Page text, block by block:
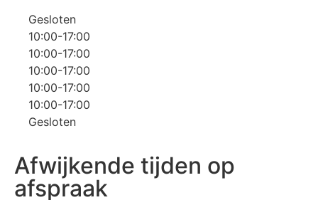
Gesloten
10:00-17:00
10:00-17:00
10:00-17:00
10:00-17:00
10:00-17:00
Gesloten
Afwijkende tijden op
afspraak